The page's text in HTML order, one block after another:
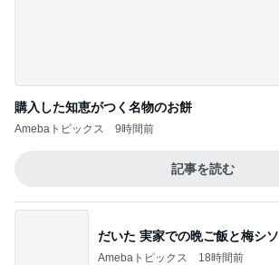
購入した知恵がつく名物のお餅
Amebaトピックス 9時間前
記事を読む
だいた 実家での晩ご飯と梅シソ
Amebaトピックス 18時間前